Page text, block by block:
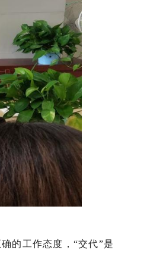
的工作态度， “交代”是